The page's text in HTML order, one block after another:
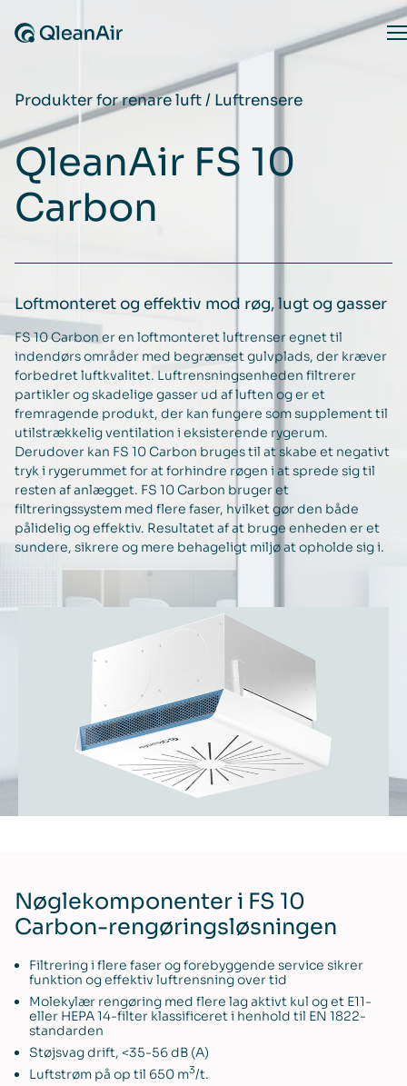
Produkter for renare luft/ Luftrensere
QleanAir FS 10
Carbon
Loftmonteret og effektiv mod røg, lugt og gasser
FS 10 Carbon er en loftmonteret luftrenser egnet til
indendørs områder med begrænset gulvplads, der kræver
forbedret luftkvalitet. Luftrensningsenheden filtrerer
partikler og skadelige gasser ud af luften og er et
fremragende produkt, der kan fungere som supplement til
utilstrækkelig ventilation i eksisterende rygerum.
Derudover kan FS 10 Carbon bruges til at skabe et negativt
tryk i rygerummet for at forhindre røgen i at sprede sig til
resten af anlægget. FS 10 Carbon bruger et
filtreringssystem med flere faser, hvilket gør den både
pålidelig og effektiv. Resultatet af at bruge enheden er et
sundere, sikrere og mere behageligt miljø at opholde sig i.
Nøglekomponenter i FS 10
Carbon-rengøringsløsningen
Filtrering i flere faser og forebyggende service sikrer
funktion og effektiv luftrensning over tid
Molekylær rengøring med flere lag aktivt kul og et E11-
eller HEPA 14-filter klassificeret i henhold til EN 1822-
standarden
Støjsvag drift, <35-56 dB (A)
Luftstrøm på op til 650 m3/t.